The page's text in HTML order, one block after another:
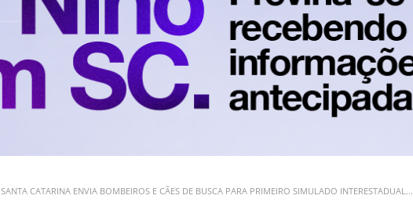
SANTA CATARINA ENVIA BOMBEIROS E CÃES DE BUSCA PARA PRIMEIRO SIMULADO INTERESTADUAL...